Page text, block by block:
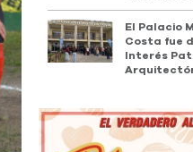
El Palacio
Costa fue
Interés